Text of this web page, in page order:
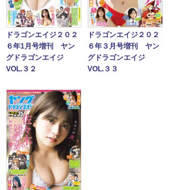
ドラゴンエイジ２０２
６年1月号増刊 ヤン
グドラゴンエイジ
VOL.３２
ドラゴンエイジ２０２
６年３月号増刊 ヤン
グドラゴンエイジ
VOL.３３